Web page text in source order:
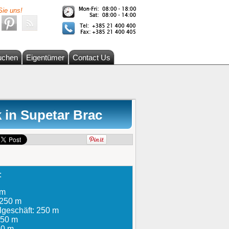
uns!
Eigentümer Contact Us
in Supetar Brac
m
250 m
m